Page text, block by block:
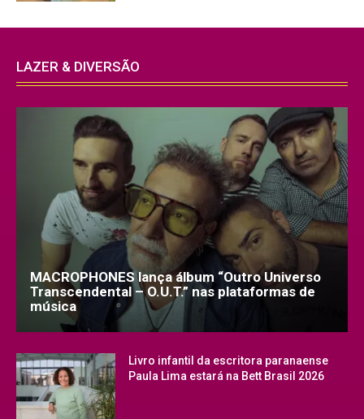
LAZER & DIVERSÃO
MACROPHONES lança álbum “Outro Universo
Transcendental – O.U.T.” nas plataformas de
música
Livro infantil da escritora paranaense
Paula Lima estará na Bett Brasil 2026